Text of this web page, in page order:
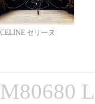
CELINE セリーヌ
M80680